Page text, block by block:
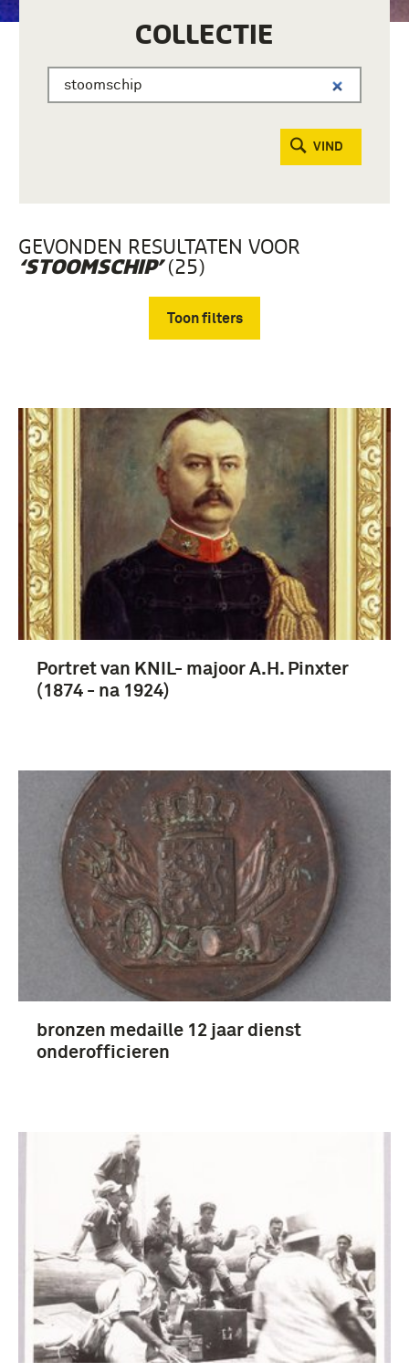
COLLECTIE
VIND
GEVONDEN RESULTATEN VOOR
‘STOOMSCHIP’(25)
Toon filters
Fotografisch materiaal (6)
Fotografisch materiaal, Geheugen van Nederland
(6)
boek (6)
majoor (4)
Dienst voor Legercontacten (3)
Portret van KNIL- majoor A.H. Pinxter
(1874 - na 1924)
bronzen medaille 12 jaar dienst
onderofficieren